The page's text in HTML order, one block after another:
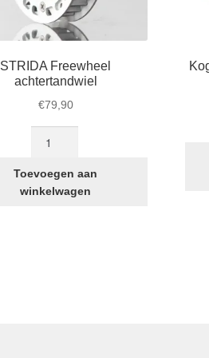
STRIDA Freewheel
achtertandwiel
€79,90
achtertandwiel
aantal
Toevoegen aan
winkelwagen